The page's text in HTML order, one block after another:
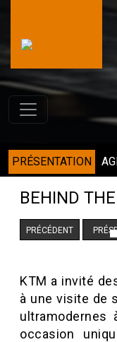
PRÉSENTATION
BEHIND
PRÉCÉDENT
KTM a invité
à une visite de
ultramodernes
occasion